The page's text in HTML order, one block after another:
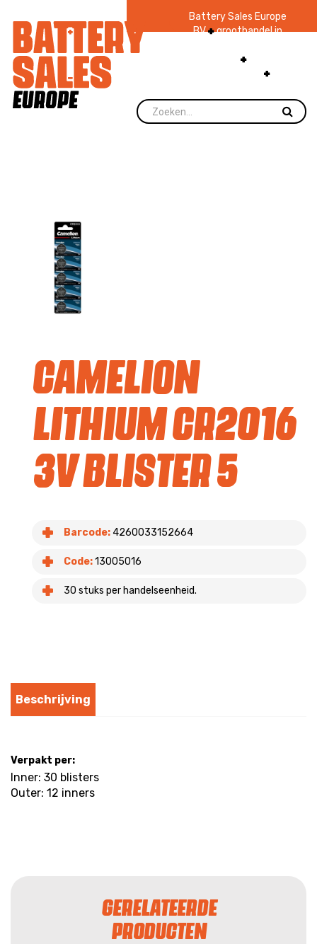
Battery Sales Europe
BV groothandel in
zaklampen Ruim 48
jaar ervaring
voorraad.
Camelion
Lithium CR2016
3V blister 5
Barcode:4260033152664
Code:13005016
30 stuks per handelseenheid.
Beschrijving
Verpakt per:
Inner: 30 blisters
Outer: 12 inners
GERELATEERDE
PRODUCTEN